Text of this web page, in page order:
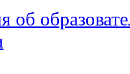
об